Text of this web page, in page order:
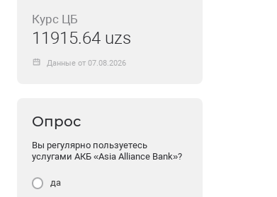
Курс ЦБ
11915.64 uzs
Данные от 07.08.2026
Опрос
Вы регулярно пользуетесь
услугами АКБ «Asia Alliance Bank»?
да